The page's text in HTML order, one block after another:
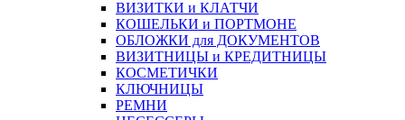
ВИЗИТКИ и КЛАТЧИ
КОШЕЛЬКИ и ПОРТМОНЕ
ОБЛОЖКИ для ДОКУМЕНТОВ
ВИЗИТНИЦЫ и КРЕДИТНИЦЫ
КОСМЕТИЧКИ
КЛЮЧНИЦЫ
РЕМНИ